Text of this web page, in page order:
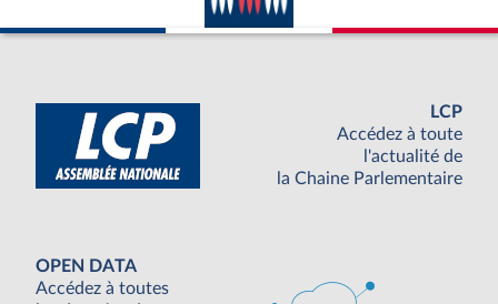
LCP
Accédez à toute
l'actualité de
la Chaine Parlementaire
OPEN DATA
Accédez à toutes